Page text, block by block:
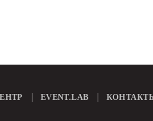
EVENT.LAB